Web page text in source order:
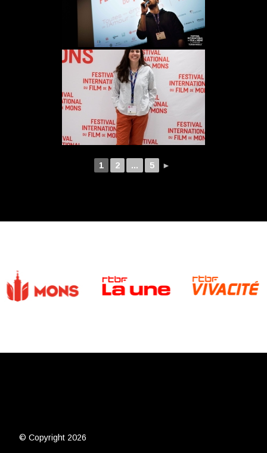
1 2 ... 5 ►
© Copyright 2026